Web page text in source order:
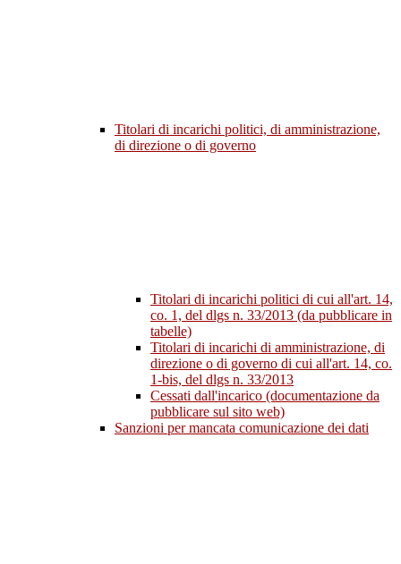
Titolari di incarichi politici, di amministrazione,
di direzione o di governo
Titolari di incarichi politici di cui all'art. 14,
co. 1, del dlgs n. 33/2013 (da pubblicare in
tabelle)
Titolari di incarichi di amministrazione, di
direzione o di governo di cui all'art. 14, co.
1-bis, del dlgs n. 33/2013
Cessati dall'incarico (documentazione da
pubblicare sul sito web)
Sanzioni per mancata comunicazione dei dati